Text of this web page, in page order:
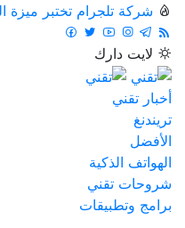
شركة تلجرام تختبر ميزة
لايت دارك
أخبار تقني
تريندنغ
الأفضل
الهواتف الذكية
شروحات تقني
برامج وتطبيقات